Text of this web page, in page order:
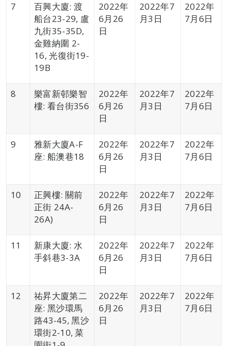
7
百興大廈: 渡
船台23-29, 盧
九街35-35D,
金雞納圍 2-
16, 光復街19-
19B
2022年
6月26
日
2022年7
月3日
2022年
7月6日
8
樂富新邨樂智
樓: 看台街356
2022年
6月26
日
2022年7
月3日
2022年
7月6日
9
雅新大廈A-F
座: 船澳巷18
2022年
6月26
日
2022年7
月3日
2022年
7月6日
10
正興樓: 關前
正街 24A-
26A)
2022年
6月26
日
2022年7
月3日
2022年
7月6日
11
新康大廈: 水
手斜巷3-3A
2022年
6月26
日
2022年7
月3日
2022年
7月6日
12
祐昇大廈第二
座: 黑沙環馬
路43-45, 黑沙
環街2-10, 菜
2022年
6月26
日
2022年7
月3日
2022年
7月6日